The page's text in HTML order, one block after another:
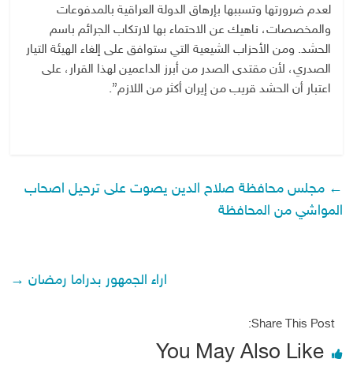
لعدم ضرورتها وتسببها بإرهاق الدولة العراقية بالمدفوعات
والمخصصات، ناهيك عن الاحتماء بها لارتكاب الجرائم باسم
الحشد. ومن الأحزاب الشيعية التي ستوافق على إلغاء الهيئة التيار
الصدري، لأن مقتدى الصدر من أبرز الداعمين لهذا القرار، على
اعتبار أن الحشد قريب من إيران أكثر من اللازم”.
← مجلس محافظة صلاح الدين يصوت على ترحيل اصحاب
المواشي من المحافظة
اراء الجمهور بدراما رمضان →
Share This Post:
You May Also Like